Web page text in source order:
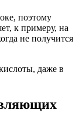
поэтому
к примеру, на
не получится
даже в